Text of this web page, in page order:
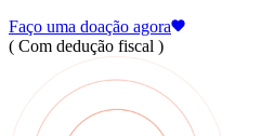
Faço uma doação agora
( Com dedução fiscal )